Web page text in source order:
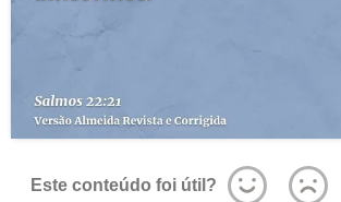
Este conteúdo foi útil?